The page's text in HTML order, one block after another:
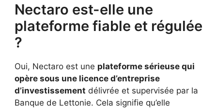
Nectaro est-elle une
plateforme fiable et régulée
?
Oui, Nectaro est une plateforme sérieuse qui
opère sous une licence d’entreprise
d’investissement délivrée et supervisée par la
Banque de Lettonie. Cela signifie qu’elle